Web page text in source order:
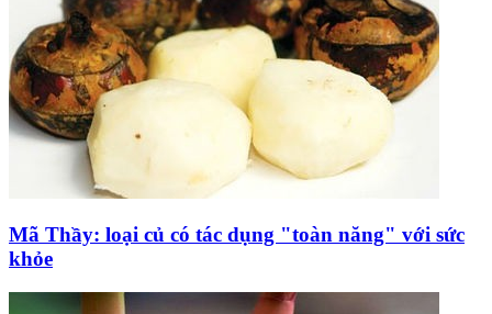
Mã Thầy: loại củ có tác dụng "toàn năng" với sức
khỏe